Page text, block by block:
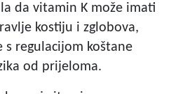
da vitamin K može imati
kostiju i zglobova,
regulacijom koštane
od prijeloma.